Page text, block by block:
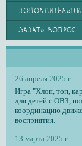
ЗАДАТЬ ВОПРОС
26 апреля 2025 г.
Игра "Хлоп, топ,
для детей с ОВЗ,
координацию
восприятия.
13 марта 2025 г.